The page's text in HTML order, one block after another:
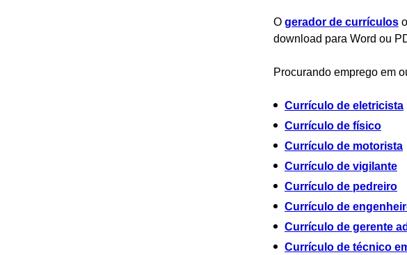
O gerador de currículos
download para Word ou
Procurando emprego em
Currículo de eletricista
Currículo de físico
Currículo de motorista
Currículo de vigilante
Currículo de pedreiro
Currículo de
Currículo de gerente
Currículo de técnico